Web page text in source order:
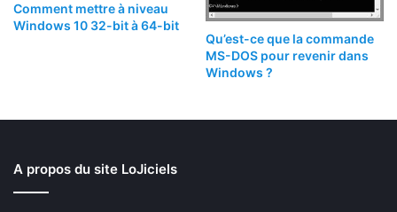
Comment mettre à niveau
Windows 10 32-bit à 64-bit
Qu’est-ce que la commande
MS-DOS pour revenir dans
Windows ?
A propos du site LoJiciels